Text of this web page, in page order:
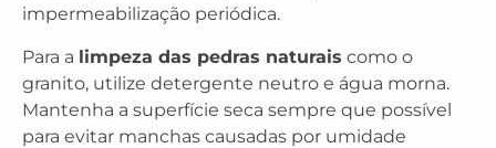
impermeabilização periódica.
Para a limpeza das pedras naturais como o
granito, utilize detergente neutro e água morna.
Mantenha a superfície seca sempre que possível
para evitar manchas causadas por umidade